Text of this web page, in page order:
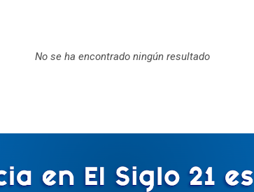
No se ha encontrado ningún resultado